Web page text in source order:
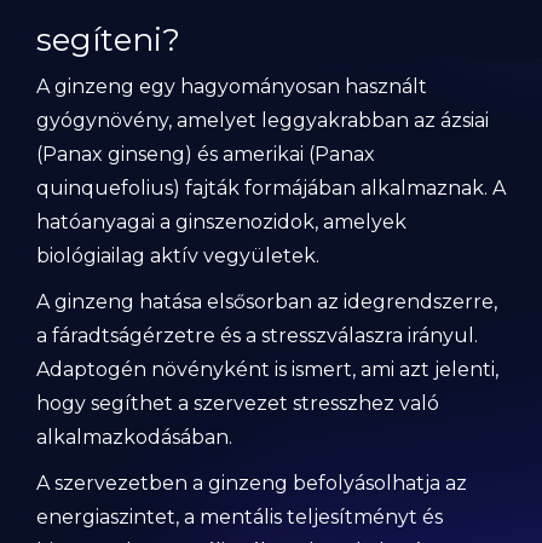
segíteni?
A ginzeng egy hagyományosan használt
gyógynövény, amelyet leggyakrabban az ázsiai
(Panax ginseng) és amerikai (Panax
quinquefolius) fajták formájában alkalmaznak. A
hatóanyagai a ginszenozidok, amelyek
biológiailag aktív vegyületek.
A ginzeng hatása elsősorban az idegrendszerre,
a fáradtságérzetre és a stresszválaszra irányul.
Adaptogén növényként is ismert, ami azt jelenti,
hogy segíthet a szervezet stresszhez való
alkalmazkodásában.
A szervezetben a ginzeng befolyásolhatja az
energiaszintet, a mentális teljesítményt és